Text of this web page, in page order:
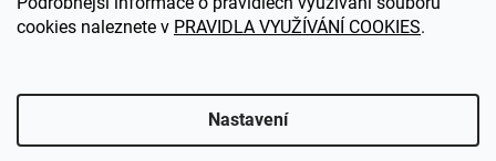
cookies naleznete v PRAVIDLA VYUŽÍVÁNÍ COOKIES.
Nastavení
eDEKOR.cz